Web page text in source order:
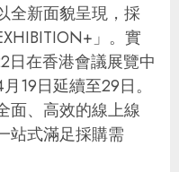
全新面貌呈現，採
」。實
日在香港會議展覽中
19日延續至29日。
面、高效的線上線
站式滿足採購需